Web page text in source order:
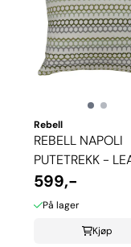
Rebell
REBELL NAPOLI
PUTETREKK -
599,-
På lager
Kjøp